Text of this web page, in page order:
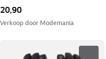
20,90
Verkoop door Modemania